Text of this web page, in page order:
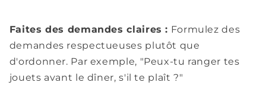
Faites des demandes claires : Formulez des
demandes respectueuses plutôt que
d'ordonner. Par exemple, "Peux-tu ranger tes
jouets avant le dîner, s'il te plaît ?"